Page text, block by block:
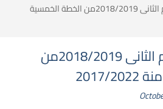
إعـلان البعثات للعام الثانى 2018/2019من الخطة الخمسية
إعـلان البعثات للعام الثانى 2018/2019من